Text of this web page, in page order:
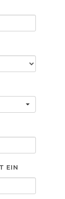
EIN